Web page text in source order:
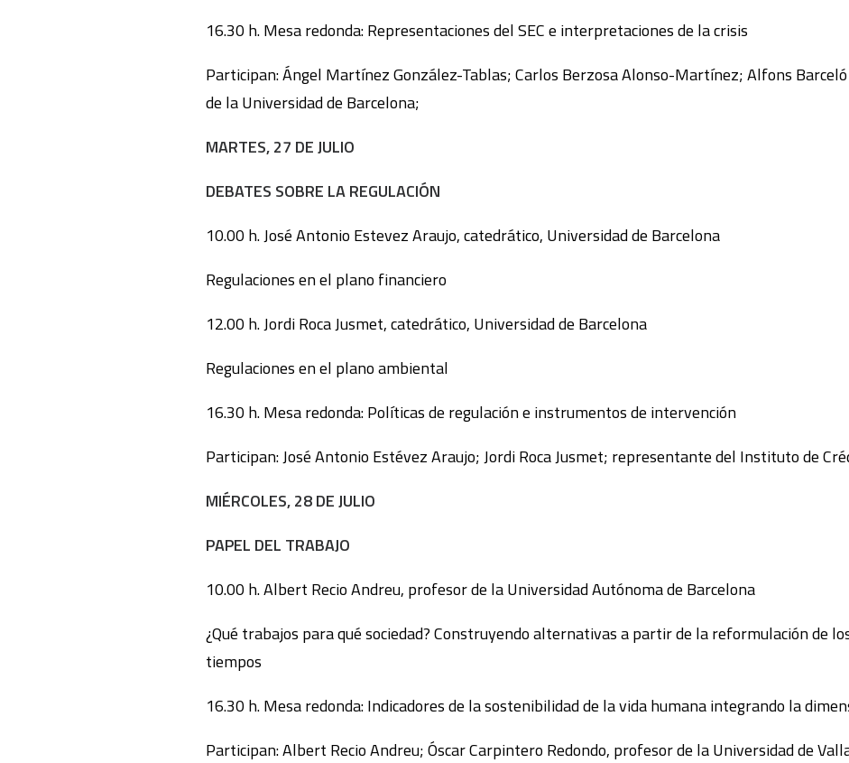
16.30 h. Mesa redonda: Representaciones del SEC e interpretaciones de la crisis
Participan: Ángel Martínez González-Tablas; Carlos Berzosa Alonso-Martínez; Alfons
de la Universidad de Barcelona;
MARTES, 27 DE JULIO
DEBATES SOBRE LA REGULACIÓN
10.00 h. José Antonio Estevez Araujo, catedrático, Universidad de Barcelona
Regulaciones en el plano financiero
12.00 h. Jordi Roca Jusmet, catedrático, Universidad de Barcelona
Regulaciones en el plano ambiental
16.30 h. Mesa redonda: Políticas de regulación e instrumentos de intervención
Participan: José Antonio Estévez Araujo; Jordi Roca Jusmet; representante del Instituto de
MIÉRCOLES, 28 DE JULIO
PAPEL DEL TRABAJO
10.00 h. Albert Recio Andreu, profesor de la Universidad Autónoma de Barcelona
¿Qué trabajos para qué sociedad? Construyendo alternativas a partir de la reformulación de
tiempos
16.30 h. Mesa redonda: Indicadores de la sostenibilidad de la vida humana integrando la
Participan: Albert Recio Andreu; Óscar Carpintero Redondo, profesor de la Universidad de